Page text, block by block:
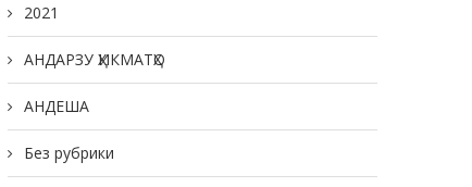
2021
АНДАРЗУ ҲИКМАТҲО
АНДЕША
Без рубрики